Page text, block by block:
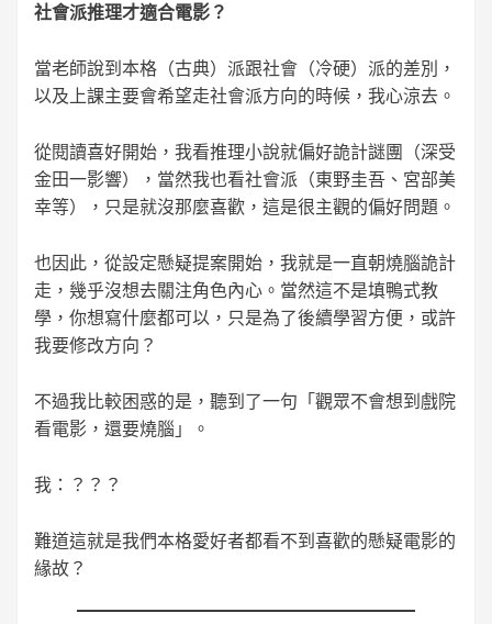
社會派推理才適合電影？
當老師說到本格（古典）派跟社會（冷硬）派的差別，
以及上課主要會希望走社會派方向的時候，我心涼去。
從閱讀喜好開始，我看推理小說就偏好詭計謎團（深受
金田一影響），當然我也看社會派（東野圭吾、宮部美
幸等），只是就沒那麼喜歡，這是很主觀的偏好問題。
也因此，從設定懸疑提案開始，我就是一直朝燒腦詭計
走，幾乎沒想去關注角色內心。當然這不是填鴨式教
學，你想寫什麼都可以，只是為了後續學習方便，或許
我要修改方向？
不過我比較困惑的是，聽到了一句「觀眾不會想到戲院
看電影，還要燒腦」。
我：？？？
難道這就是我們本格愛好者都看不到喜歡的懸疑電影的
緣故？